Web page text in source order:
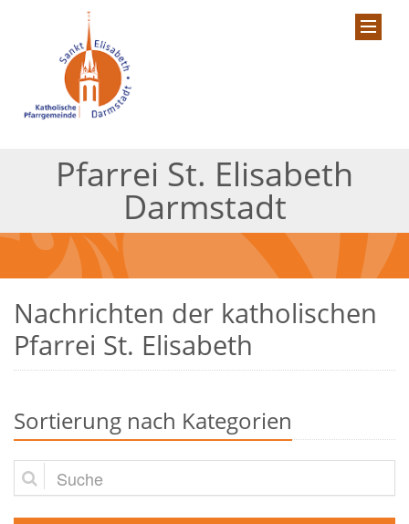
Pfarrei St. Elisabeth
Darmstadt
Nachrichten der katholischen
Pfarrei St. Elisabeth
Sortierung nach Kategorien
Suche